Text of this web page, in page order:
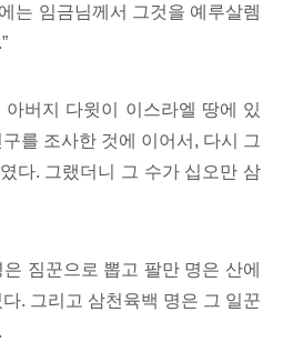
는 임금님께서 그것을 예루살렘
버지 다윗이 이스라엘 땅에 있
를 조사한 것에 이어서, 다시 그
다. 그랬더니 그 수가 십오만 삼
짐꾼으로 뽑고 팔만 명은 산에
. 그리고 삼천육백 명은 그 일꾼